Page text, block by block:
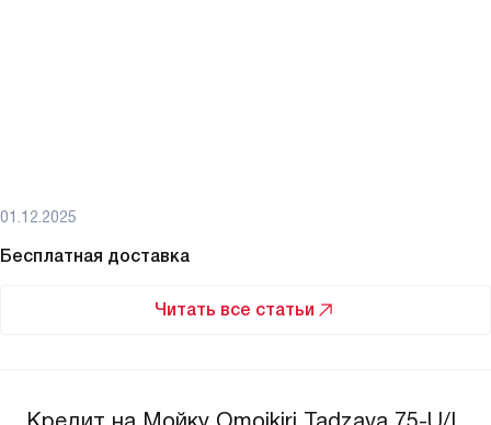
01.12.2025
Бесплатная доставка
Читать все статьи